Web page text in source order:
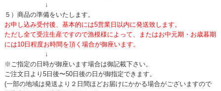
↓
５）商品の準備をいたします。
お申し込み受付後、基本的には5営業日以内に発送致します。
ただし全て受注生産ですので漁模様によって、またはお中元期・お歳暮期
には10日程度お時間を頂く場合が御座います。
↓
※ご指定の日時が御座います場合は御記載下さい。
ご注文日より5日後〜50日後の日が御指定できます。
(一部の地域は発送より２日間ほどお届けにかかる場合がございますので